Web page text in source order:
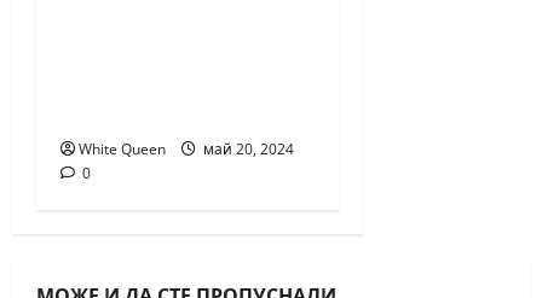
White Queen
май 20, 2024
0